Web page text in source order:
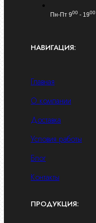
Пн-Пт 900 - 1900
НАВИГАЦИЯ:
Главная
О компании
Доставка
Условия работы
Блог
Контакты
ПРОДУКЦИЯ: